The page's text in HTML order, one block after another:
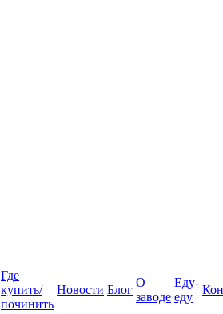
Где
купить/
починить
Новости Блог
О
заводе
Еду-
еду